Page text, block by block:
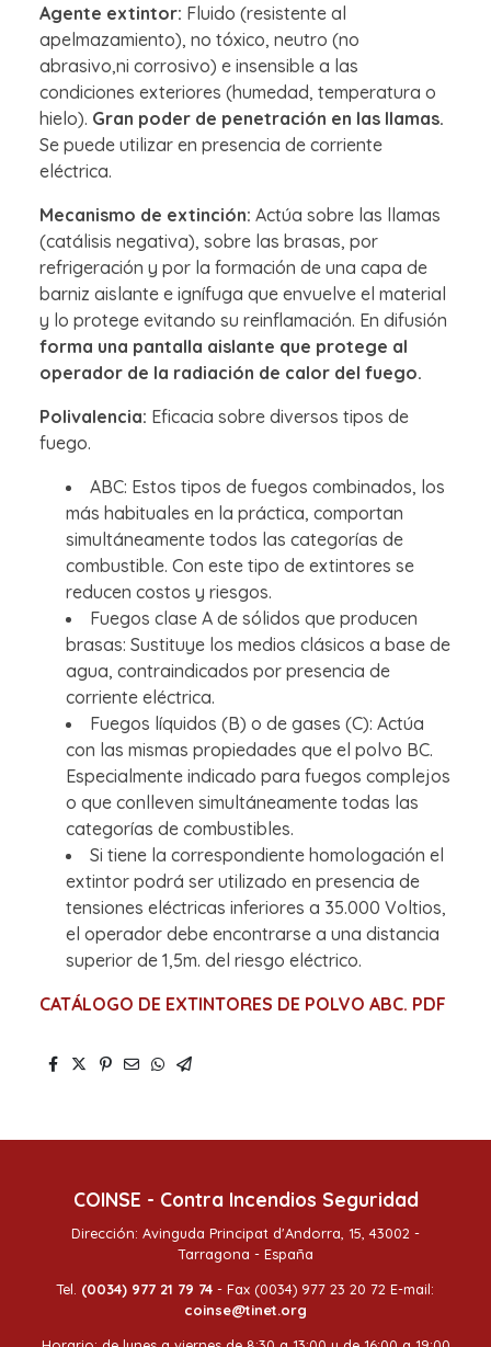
Agente extintor: Fluido (resistente al
apelmazamiento), no tóxico, neutro (no
abrasivo,ni corrosivo) e insensible a las
condiciones exteriores (humedad, temperatura o
hielo). Gran poder de penetración en las llamas.
Se puede utilizar en presencia de corriente
eléctrica.
Mecanismo de extinción: Actúa sobre las llamas
(catálisis negativa), sobre las brasas, por
refrigeración y por la formación de una capa de
barniz aislante e ignífuga que envuelve el material
y lo protege evitando su reinflamación. En difusión
forma una pantalla aislante que protege al
operador de la radiación de calor del fuego.
Polivalencia: Eficacia sobre diversos tipos de
fuego.
ABC: Estos tipos de fuegos combinados, los
más habituales en la práctica, comportan
simultáneamente todos las categorías de
combustible. Con este tipo de extintores se
reducen costos y riesgos.
Fuegos clase A de sólidos que producen
brasas: Sustituye los medios clásicos a base de
agua, contraindicados por presencia de
corriente eléctrica.
Fuegos líquidos (B) o de gases (C): Actúa
con las mismas propiedades que el polvo BC.
Especialmente indicado para fuegos complejos
o que conlleven simultáneamente todas las
categorías de combustibles.
Si tiene la correspondiente homologación el
extintor podrá ser utilizado en presencia de
tensiones eléctricas inferiores a 35.000 Voltios,
el operador debe encontrarse a una distancia
superior de 1,5m. del riesgo eléctrico.
CATÁLOGO DE EXTINTORES DE POLVO ABC. PDF
COINSE - Contra Incendios Seguridad
Dirección: Avinguda Principat d'Andorra, 15, 43002 -
Tarragona - España
Tel. (0034) 977 21 79 74 - Fax (0034) 977 23 20 72 E-mail:
coinse@tinet.org